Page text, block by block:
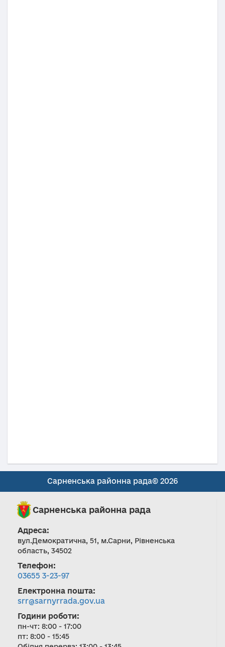
Сарненська районна рада© 2026
Сарненська районна рада
Адреса:
вул.Демократична, 51, м.Сарни, Рівненська
область, 34502
Телефон:
03655 3-23-97
Електронна пошта:
srr@sarnyrrada.gov.ua
Години роботи:
пн-чт: 8:00 - 17:00
пт: 8:00 - 15:45